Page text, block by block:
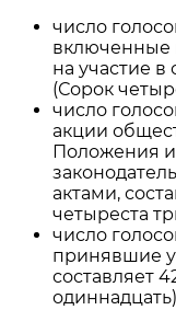
число
включенные
на участие
(Сорок
число
акции
Положения и
актами,
четыреста
число
принявшие
составляет